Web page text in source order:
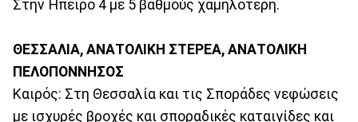
Στην Ήπειρο 4 με 5 βαθμούς χαμηλότερη.
ΘΕΣΣΑΛΙΑ, ΑΝΑΤΟΛΙΚΗ ΣΤΕΡΕΑ, ΑΝΑΤΟΛΙΚΗ
ΠΕΛΟΠΟΝΝΗΣΟΣ
Καιρός: Στη Θεσσαλία και τις Σποράδες νεφώσεις
με ισχυρές βροχές και σποραδικές καταιγίδες και